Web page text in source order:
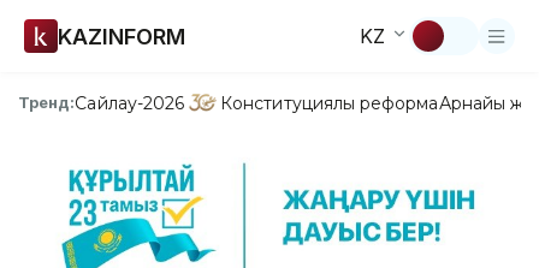
KAZINFORM KZ
Тренд:Сайлау-2026 Конституциялық реформаАрнайы